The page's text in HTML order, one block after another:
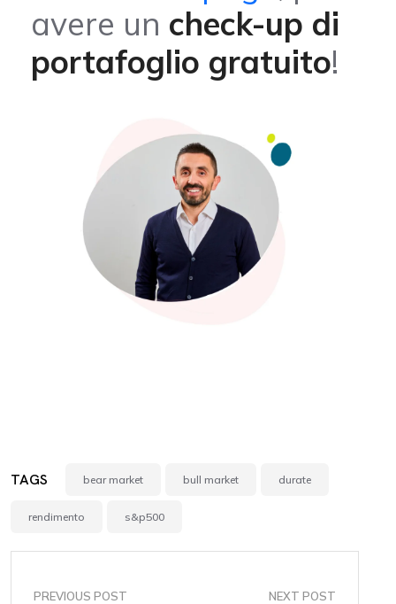
avere un check-up di
portafoglio gratuito!
TAGS bear market bull market durate
rendimento s&p500
PREVIOUS POST NEXT POST